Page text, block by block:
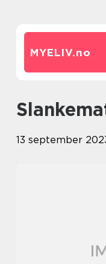
MYELIV.no
13 september